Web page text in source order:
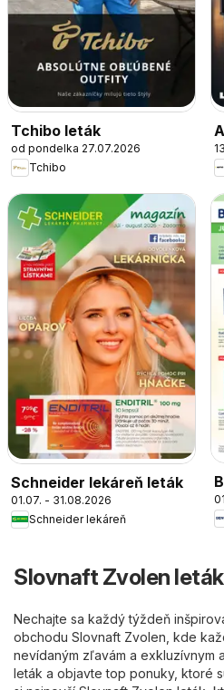
Tchibo leták
od pondelka 27.07.2026
Tchibo
Schneider lekáreň leták
01.07. - 31.08.2026
Schneider lekáreň
Slovnaft Zvolen leták
Nechajte sa každý týždeň
obchodu Slovnaft Zvolen, kde
nevídaným zľavám a exkluzívnym
leták a objavte top ponuky, ktoré